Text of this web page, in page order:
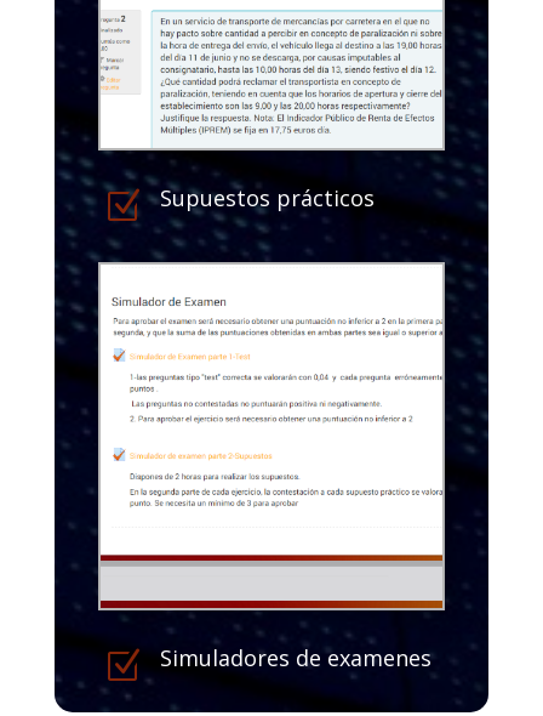
Z Supuestos prácticos
Z Simuladores de examenes